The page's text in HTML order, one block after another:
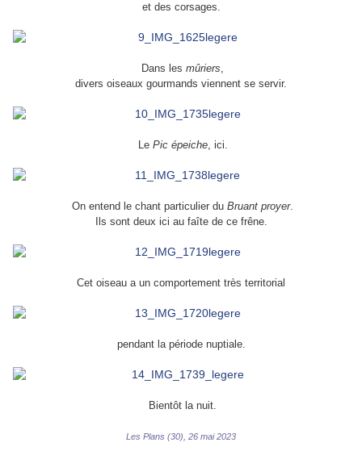
et des corsages.
Dans les mûriers,
divers oiseaux gourmands viennent se servir.
Le Pic épeiche, ici.
On entend le chant particulier du Bruant proyer.
Ils sont deux ici au faîte de ce frêne.
Cet oiseau a un comportement très territorial
pendant la période nuptiale.
Bientôt la nuit.
Les Plans (30), 26 mai 2023